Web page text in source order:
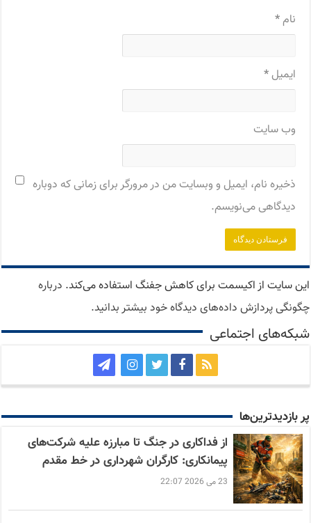
نام*
ایمیل*
وب‌ سایت
ذخیره نام، ایمیل و وبسایت من در مرورگر برای زمانی که دوباره
دیدگاهی می‌نویسم.
این سایت از اکیسمت برای کاهش جفنگ استفاده می‌کند. درباره
چگونگی پردازش داده‌های دیدگاه خود بیشتر بدانید.
شبکه‌های اجتماعی
پر بازدید‌ترین‌ها
از فداکاری در جنگ تا مبارزه علیه شرکت‌های
پیمانکاری: کارگران شهرداری در خط مقدم
23 می 2026 22:07